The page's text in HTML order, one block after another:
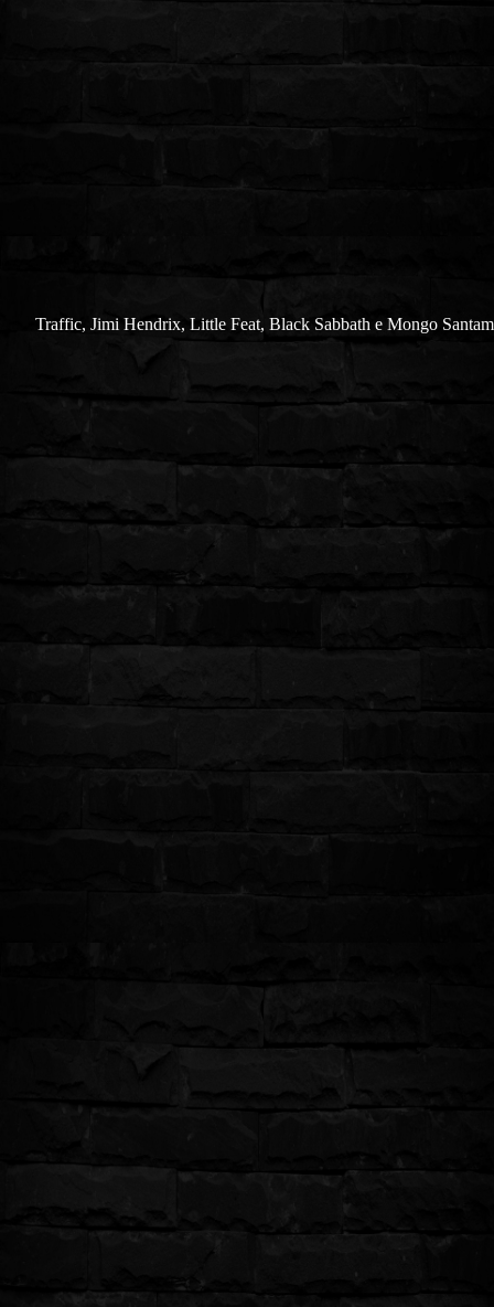
Traffic, Jimi Hendrix, Little Feat, Black Sabbath e Mongo